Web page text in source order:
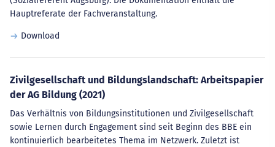
Hauptreferate der Fachveranstaltung.
Download
Zivilgesellschaft und Bildungslandschaft: Arbeitspapier
der AG Bildung (2021)
Das Verhältnis von Bildungsinstitutionen und Zivilgesellschaft
sowie Lernen durch Engagement sind seit Beginn des BBE ein
kontinuierlich bearbeitetes Thema im Netzwerk. Zuletzt ist